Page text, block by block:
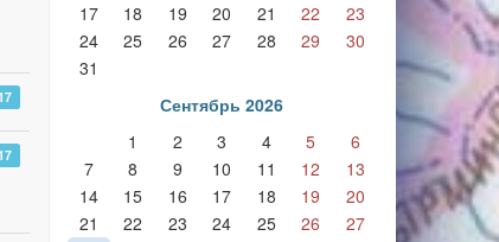
17
18 19 20 21 22
23
24
25 26 27 28 29
30
31
Сентябрь 2026
1
2 3 4 5
6
7
8 9 10 11 12
13
14
15 16 17 18 19
20
21
22 23 24 25 26
27